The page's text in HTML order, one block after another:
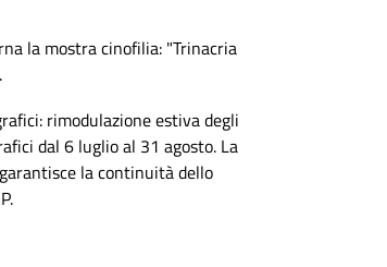
la mostra cinofilia: "Trinacria
rimodulazione estiva degli
dal 6 luglio al 31 agosto. La
la continuità dello